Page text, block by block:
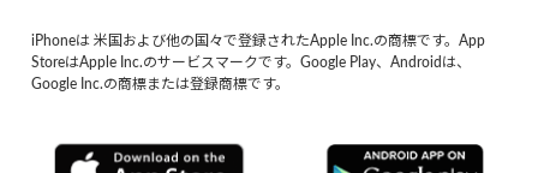
iPhoneは 米国および他の国々で登録されたApple Inc.の商標です。App
StoreはApple Inc.のサービスマークです。Google Play、Androidは、
Google Inc.の商標または登録商標です。